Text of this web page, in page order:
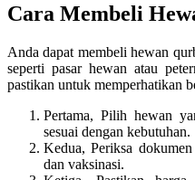
Cara Membeli
Anda dapat membeli hewan
seperti pasar hewan atau
pastikan untuk memperhatikan
Pertama, Pilih hewan
sesuai dengan kebutuhan.
Kedua, Periksa
dan vaksinasi.